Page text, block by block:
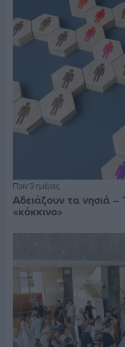
Πριν 3 ημέρες
Αδειάζουν τα νησιά
«κόκκινο»